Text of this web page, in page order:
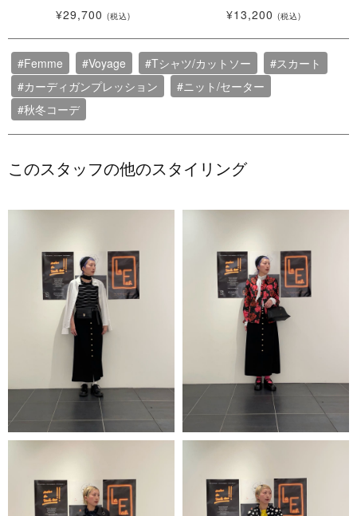
¥29,700 (税込) ¥13,200 (税込)
#Femme #Voyage #Tシャツ/カットソー
#スカート
#カーディガンプレッション
#ニット/セーター
#秋冬コーデ
このスタッフの他のスタイリング